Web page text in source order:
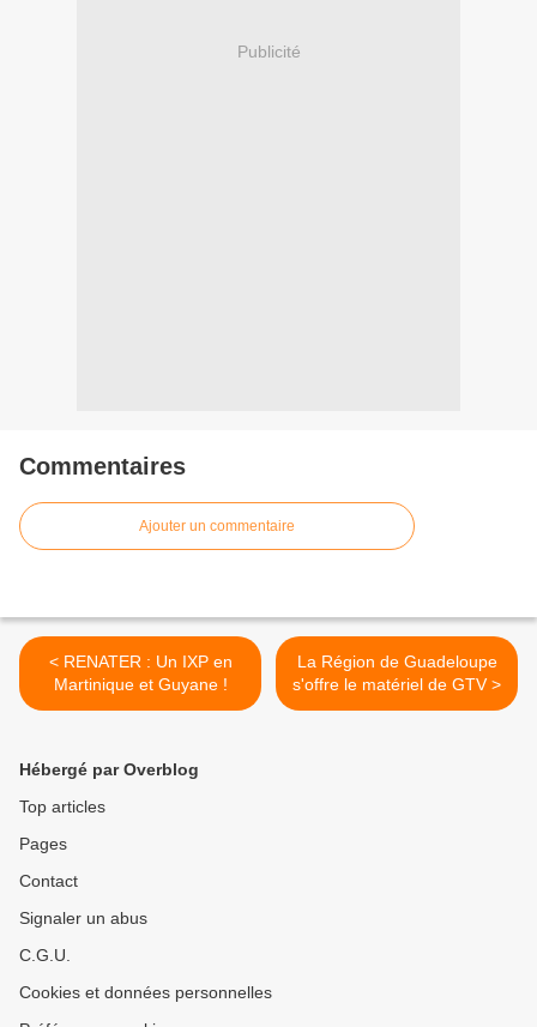
Publicité
Commentaires
Ajouter un commentaire
< RENATER : Un IXP en
Martinique et Guyane !
La Région de Guadeloupe
s'offre le matériel de GTV >
Hébergé par Overblog
Top articles
Pages
Contact
Signaler un abus
C.G.U.
Cookies et données personnelles